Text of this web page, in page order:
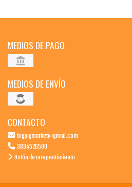
MEDIOS DE PAGO
MEDIOS DE ENVÍO
CONTACTO
bigpigmarket@gmail.com
3834526580
Botón de arrepentimiento